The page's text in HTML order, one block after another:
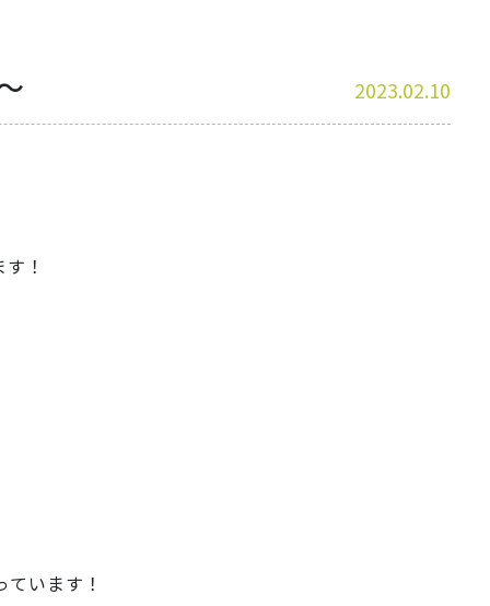
2023.02.10
！
います！